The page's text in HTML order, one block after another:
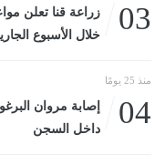
03
زراعة قنا تعلن
خلال الأسبوع الجارياليوم
منذ 25 يومًا
04
إصابة مروان
داخل السجن